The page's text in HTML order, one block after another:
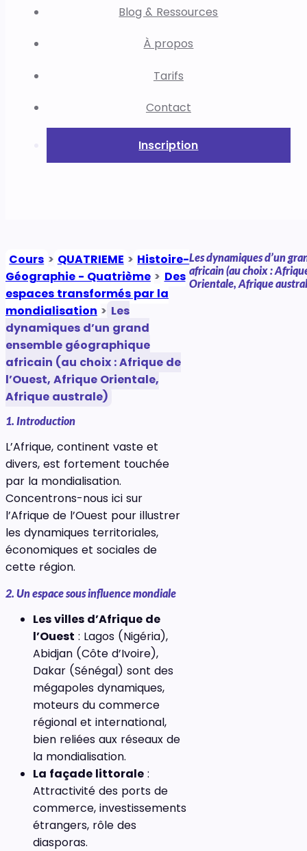
Blog & Ressources
À propos
Tarifs
Contact
Inscription
Cours > QUATRIEME > Histoire-
Géographie - Quatrième > Des
espaces transformés par la
mondialisation > Les
dynamiques d’un grand
ensemble géographique
africain (au choix : Afrique de
l’Ouest, Afrique Orientale,
Afrique australe)
Les dynamiques d’un
africain (au choix :
Orientale, Afrique
1. Introduction
L’Afrique, continent vaste et
divers, est fortement touchée
par la mondialisation.
Concentrons-nous ici sur
l’Afrique de l’Ouest pour illustrer
les dynamiques territoriales,
économiques et sociales de
cette région.
2. Un espace sous influence mondiale
Les villes d’Afrique de
l’Ouest : Lagos (Nigéria),
Abidjan (Côte d’Ivoire),
Dakar (Sénégal) sont des
mégapoles dynamiques,
moteurs du commerce
régional et international,
bien reliées aux réseaux de
la mondialisation.
La façade littorale :
Attractivité des ports de
commerce, investissements
étrangers, rôle des
diasporas.